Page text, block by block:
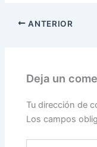
ANTERIOR
Deja un
Tu dirección de
Los campos